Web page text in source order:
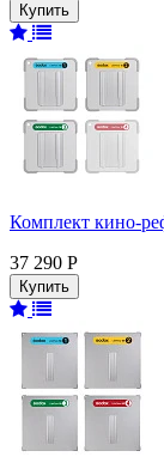
Комплект кино-
37 290 Р